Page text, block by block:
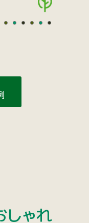
しゃれ